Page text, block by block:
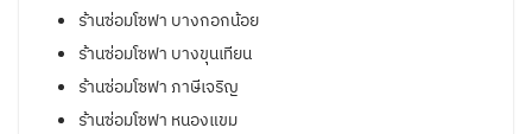
ร้านซ่อมโซฟา บางกอกน้อย
ร้านซ่อมโซฟา บางขุนเทียน
ร้านซ่อมโซฟา ภาษีเจริญ
ร้านซ่อมโซฟา หนองแขม